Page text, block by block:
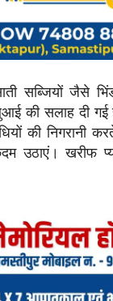
सब्जियों जैसे
की सलाह दी गई
की निगरानी
उठाएं। खरीफ